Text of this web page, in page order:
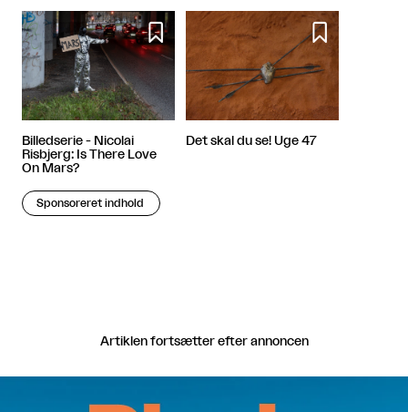

Billedserie - Nicolai
Risbjerg: Is There Love
On Mars?
Sponsoreret indhold

Det skal du se! Uge 47
Artiklen fortsætter efter annoncen